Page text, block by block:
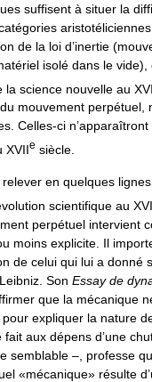
suffisent à situer la
de la loi d’inertie
isolé dans le
la science nouvelle au
mouvement perpétuel,
Celles-ci n’apparaîtront
XVIIe siècle.
en quelques
scientifique au
perpétuel intervient
moins explicite. Il
de celui qui lui a donné
Son Essay de
que la mécanique
expliquer la nature
fait aux dépens d’une
semblable –, professe
«mécanique» résulte